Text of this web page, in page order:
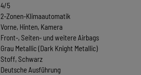
4/5
2-Zonen-Klimaautomatik
Vorne, Hinten, Kamera
Front-, Seiten- und weitere Airbags
Grau Metallic (Dark Knight Metallic)
Stoff, Schwarz
Deutsche Ausführung